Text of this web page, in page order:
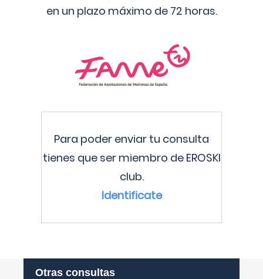
en un plazo máximo de 72 horas.
Para poder enviar tu consulta
tienes que ser miembro de EROSKI
club.
Identificate
Otras consultas